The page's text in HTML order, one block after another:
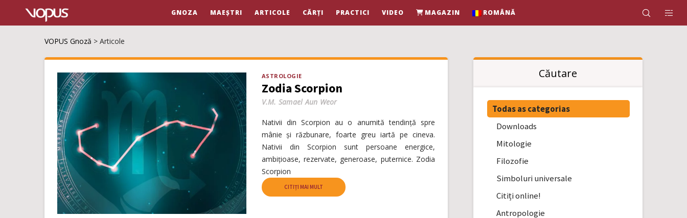
GNOZA MAEȘTRI ARTICOLE CĂRȚI PRACTICI VIDEO MAGAZIN ROMÂNĂ
VOPUS Gnoză > Articole
ASTROLOGIE
Zodia Scorpion
V.M. Samael Aun Weor
Nativii din Scorpion au o anumită tendință spre
mânie și răzbunare, foarte greu iartă pe cineva.
Nativii din Scorpion sunt persoane energice,
ambițioase, rezervate, generoase, puternice. Zodia
Scorpion
CITIȚI MAI MULT
Căutare
Todas as categorias
Downloads
Mitologie
Filozofie
Simboluri universale
Citiți online!
Antropologie